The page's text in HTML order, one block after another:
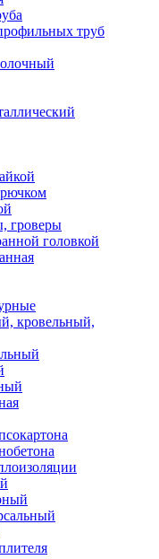
труб
гроверы
головкой
кровельный,